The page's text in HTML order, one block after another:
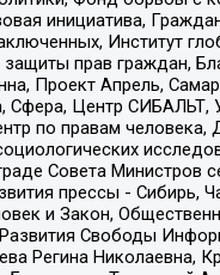
инициатива,
Институт
прав граждан,
Проект Апрель,
Центр СИБАЛЬТ,
по правам
Совета
прессы - Сибирь,
и Закон,
Свободы
Регина